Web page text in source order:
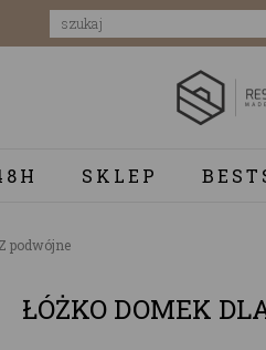
SKLEP
podwójne
ŁÓŻKO DOMEK